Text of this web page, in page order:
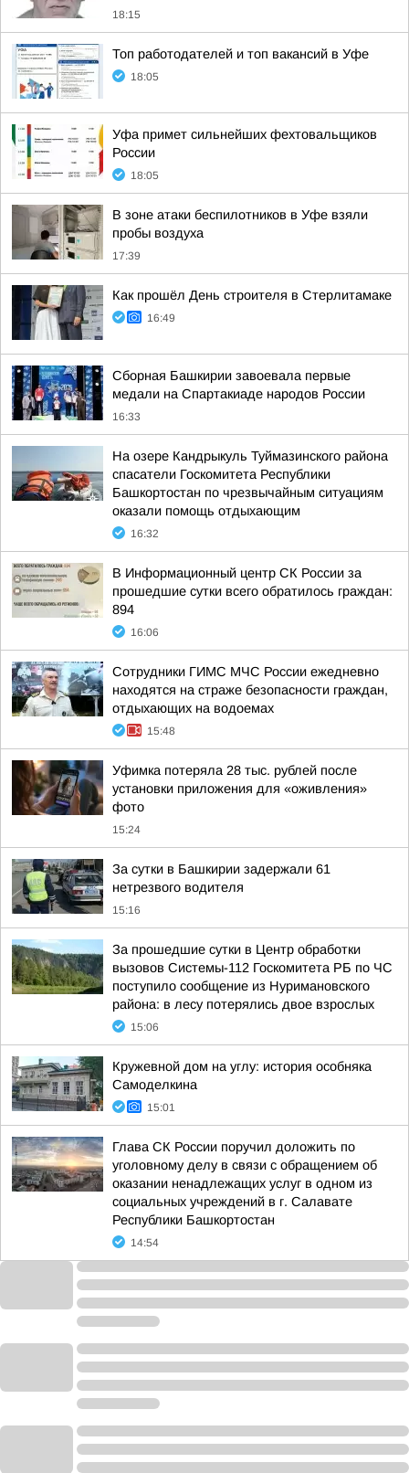
18:15
Топ работодателей и топ вакансий в Уфе
18:05
Уфа примет сильнейших фехтовальщиков
России
18:05
В зоне атаки беспилотников в Уфе взяли
пробы воздуха
17:39
Как прошёл День строителя в Стерлитамаке
16:49
Сборная Башкирии завоевала первые
медали на Спартакиаде народов России
16:33
На озере Кандрыкуль Туймазинского района
спасатели Госкомитета Республики
Башкортостан по чрезвычайным ситуациям
оказали помощь отдыхающим
16:32
В Информационный центр СК России за
прошедшие сутки всего обратилось граждан:
894
16:06
Сотрудники ГИМС МЧС России ежедневно
находятся на страже безопасности граждан,
отдыхающих на водоемах
15:48
Уфимка потеряла 28 тыс. рублей после
установки приложения для «оживления»
фото
15:24
За сутки в Башкирии задержали 61
нетрезвого водителя
15:16
За прошедшие сутки в Центр обработки
вызовов Системы-112 Госкомитета РБ по ЧС
поступило сообщение из Нуримановского
района: в лесу потерялись двое взрослых
15:06
Кружевной дом на углу: история особняка
Самоделкина
15:01
Глава СК России поручил доложить по
уголовному делу в связи с обращением об
оказании ненадлежащих услуг в одном из
социальных учреждений в г. Салавате
Республики Башкортостан
14:54